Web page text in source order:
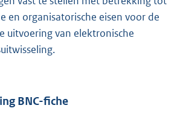
en organisatorische eisen voor de
uitvoering van elektronische
BNC-fiche